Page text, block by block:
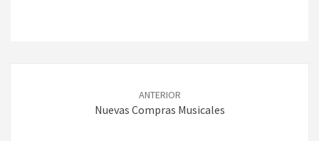
ANTERIOR
Nuevas Compras Musicales